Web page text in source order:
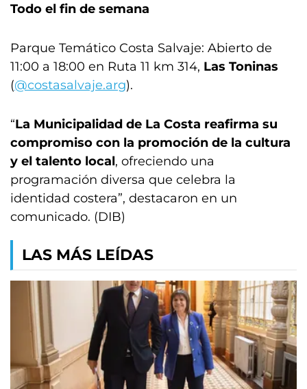
Todo el fin de semana
Parque Temático Costa Salvaje: Abierto de
11:00 a 18:00 en Ruta 11 km 314, Las Toninas
(@costasalvaje.arg).
“La Municipalidad de La Costa reafirma su
compromiso con la promoción de la cultura
y el talento local, ofreciendo una
programación diversa que celebra la
identidad costera”, destacaron en un
comunicado. (DIB)
LAS MÁS LEÍDAS